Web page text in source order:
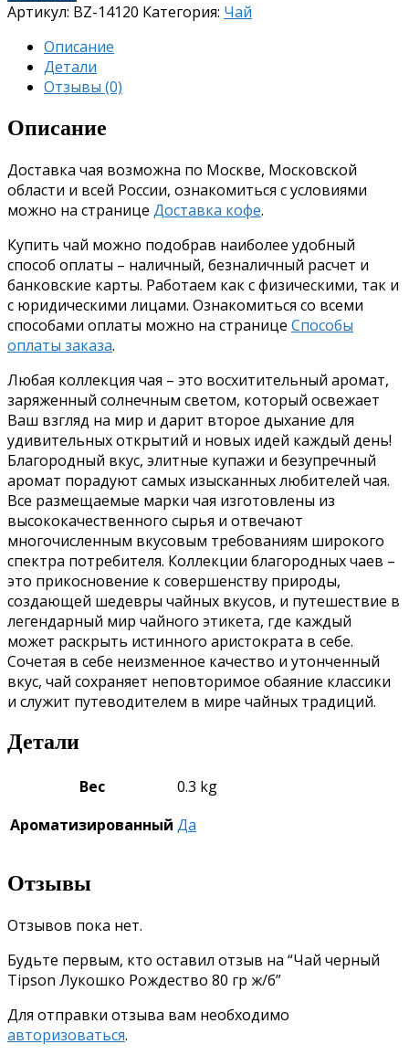
Артикул: BZ-14120 Категория: Чай
Описание
Детали
Отзывы (0)
Описание
Доставка чая возможна по Москве, Московской
области и всей России, ознакомиться с условиями
можно на странице Доставка кофе.
Купить чай можно подобрав наиболее удобный
способ оплаты – наличный, безналичный расчет и
банковские карты. Работаем как с физическими, так и
с юридическими лицами. Ознакомиться со всеми
способами оплаты можно на странице Способы
оплаты заказа.
Любая коллекция чая – это восхитительный аромат,
заряженный солнечным светом, который освежает
Ваш взгляд на мир и дарит второе дыхание для
удивительных открытий и новых идей каждый день!
Благородный вкус, элитные купажи и безупречный
аромат порадуют самых изысканных любителей чая.
Все размещаемые марки чая изготовлены из
высококачественного сырья и отвечают
многочисленным вкусовым требованиям широкого
спектра потребителя. Коллекции благородных чаев –
это прикосновение к совершенству природы,
создающей шедевры чайных вкусов, и путешествие в
легендарный мир чайного этикета, где каждый
может раскрыть истинного аристократа в себе.
Сочетая в себе неизменное качество и утонченный
вкус, чай сохраняет неповторимое обаяние классики
и служит путеводителем в мире чайных традиций.
Детали
Вес
0.3 kg
Ароматизированный Да
Отзывы
Отзывов пока нет.
Будьте первым, кто оставил отзыв на “Чай черный
Tipson Лукошко Рождество 80 гр ж/б”
Для отправки отзыва вам необходимо
авторизоваться.